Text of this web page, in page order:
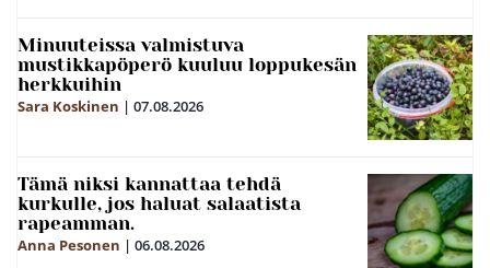
Minuuteissa valmistuva
mustikkapöperö kuuluu loppukesän
herkkuihin
Sara Koskinen | 07.08.2026
Tämä niksi kannattaa tehdä
kurkulle, jos haluat salaatista
rapeamman.
Anna Pesonen | 06.08.2026